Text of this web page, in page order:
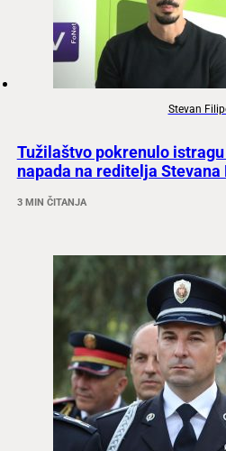
Stevan
Tužilaštvo pokrenulo
napada na reditelja Stevana
3 MIN ČITANJA